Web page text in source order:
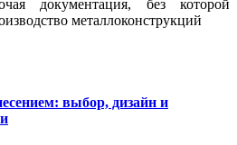
документация, без которой
металлоконструкций
выбор, дизайн и